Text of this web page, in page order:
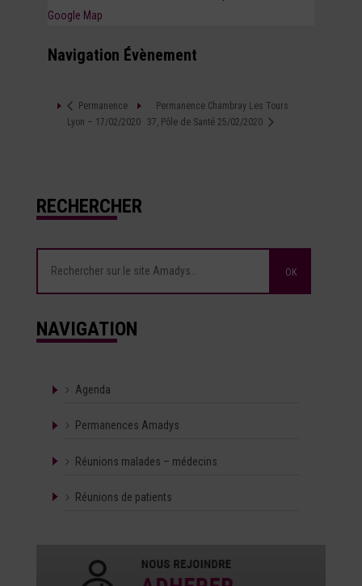
Google Map
Navigation Évènement
Permanence
Lyon – 17/02/2020
Permanence Chambray Les Tours
37, Pôle de Santé 25/02/2020
RECHERCHER
NAVIGATION
Agenda
Permanences Amadys
Réunions malades – médecins
Réunions de patients